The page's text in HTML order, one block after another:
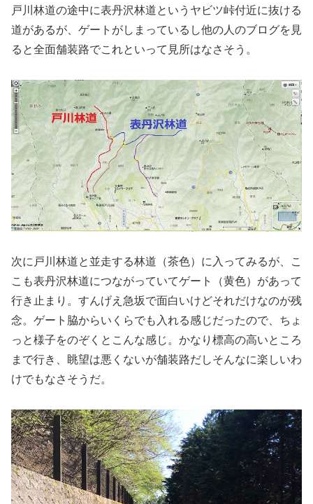
戸川林道の途中に表丹沢林道というヤビツ峠付近に抜ける
道があるが、ゲートがしまっているし他の人のブログを見
ると全面舗装路でこれといって見所はなさそう。
次に戸川林道と並走する林道（茶色）に入ってみるが、こ
こも表丹沢林道につながっていてゲート（黄色）があって
行き止まり。すんげえ急坂で面白いけどそれだけなのが残
念。ゲート脇からいくらでも入れる感じだったので、ちょ
っと様子をのぞくとこんな感じ。かなり標高の高いところ
まで行き、眺望は悪くないが舗装路だしそんなに楽しいわ
けでもなさそうだ。